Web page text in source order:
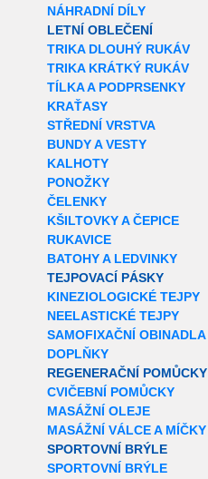
NÁHRADNÍ DÍLY
LETNÍ OBLEČENÍ
TRIKA DLOUHÝ RUKÁV
TRIKA KRÁTKÝ RUKÁV
TÍLKA A PODPRSENKY
KRAŤASY
STŘEDNÍ VRSTVA
BUNDY A VESTY
KALHOTY
PONOŽKY
ČELENKY
KŠILTOVKY A ČEPICE
RUKAVICE
BATOHY A LEDVINKY
TEJPOVACÍ PÁSKY
KINEZIOLOGICKÉ TEJPY
NEELASTICKÉ TEJPY
SAMOFIXAČNÍ OBINADLA
DOPLŇKY
REGENERAČNÍ POMŮCKY
CVIČEBNÍ POMŮCKY
MASÁŽNÍ OLEJE
MASÁŽNÍ VÁLCE A MÍČKY
SPORTOVNÍ BRÝLE
SPORTOVNÍ BRÝLE